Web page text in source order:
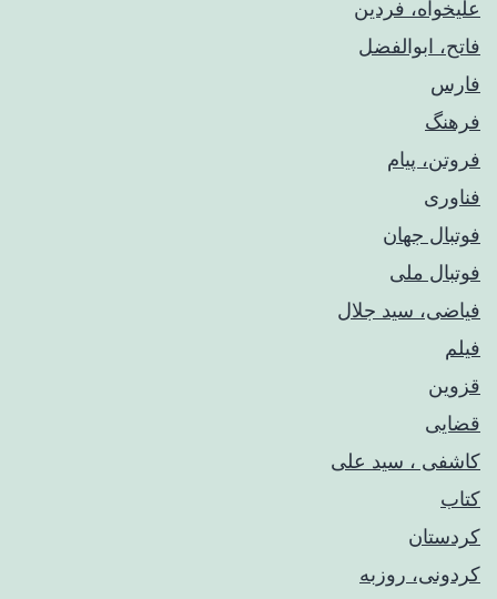
علیخواه، فردین
فاتح، ابوالفضل
فارس
فرهنگ
فروتن، پیام
فناوری
فوتبال جهان
فوتبال ملی
فیاضی، سید جلال
فیلم
قزوین
قضایی
کاشفی ، سید علی
کتاب
کردستان
کردونی، روزبه